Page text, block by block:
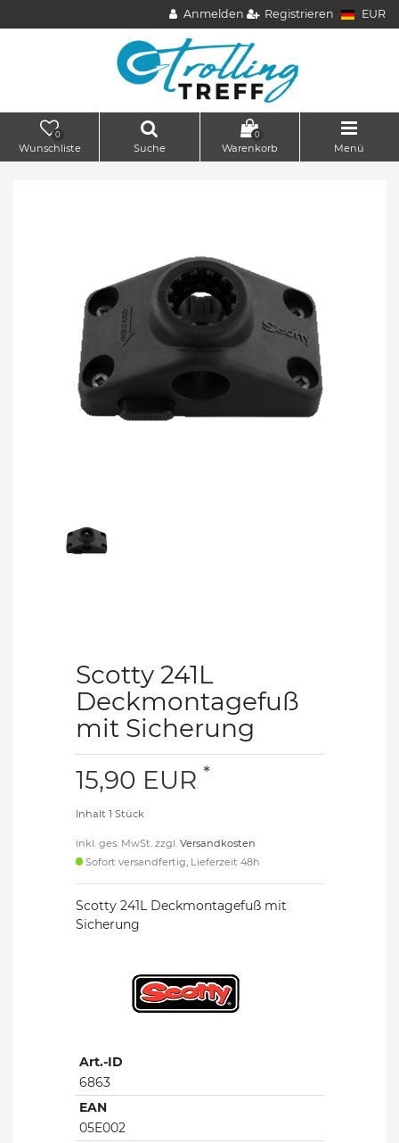
Anmelden Registrieren EUR
0
Wunschliste Suche
0
Warenkorb Menü
Scotty 241L
Deckmontagefuß
mit Sicherung
15,90 EUR *
Inhalt 1 Stück
inkl. ges. MwSt. zzgl. Versandkosten
Sofort versandfertig, Lieferzeit 48h
Scotty 241L Deckmontagefuß mit
Sicherung
Art.-ID
6863
EAN
05E002